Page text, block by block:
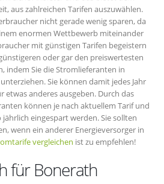
aus zahlreichen Tarifen auszuwählen.
nicht gerade wenig sparen, da
enormen Wettbewerb miteinander
mit günstigen Tarifen begeistern
oder gar den preiswertesten
indem Sie die Stromlieferanten in
Sie können damit jedes Jahr
etwas anderes ausgeben. Durch das
können je nach aktuellem Tarif und
eingespart werden. Sie sollten
wenn ein anderer Energieversorger in
vergleichen ist zu empfehlen!
für Bonerath